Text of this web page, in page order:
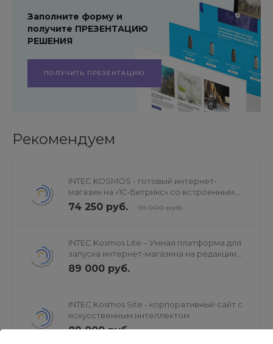
Заполните форму и
получите ПРЕЗЕНТАЦИЮ
РЕШЕНИЯ
ПОЛУЧИТЬ ПРЕЗЕНТАЦИЮ
Рекомендуем
INTEC.KOSMOS - готовый интернет-
магазин на «1С-Битрикс» со встроенным
искусственным интеллектом
74 250 руб. 99 000 руб.
INTEC.Kosmos Lite – Умная платформа для
запуска интернет-магазина на редакции
«Старт»
89 000 руб.
INTEC.Kosmos Site - корпоративный сайт с
искусственным интеллектом
89 000 руб.